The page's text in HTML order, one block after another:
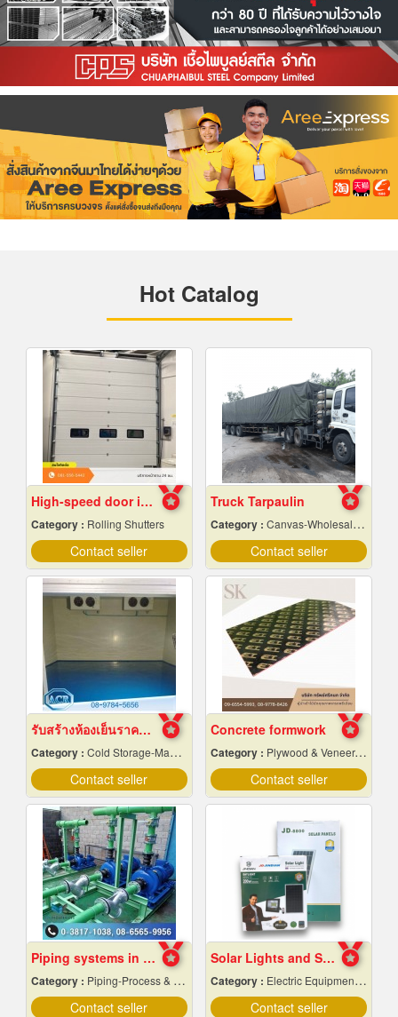
Hot Catalog
High-speed door installation contractor
Category : Rolling Shutters
Contact seller
Truck Tarpaulin
Category : Canvas-Wholesale & Manufacturers
Contact seller
รับสร้างห้องเย็นราคาถูก
Category : Cold Storage-Manufacturers & Installation Designer
Contact seller
Concrete formwork
Category : Plywood & Veneer-Dealers
Contact seller
Piping systems in industrial plants
Category : Piping-Process & Industrial
Contact seller
Solar Lights and Solar Energy Equipment in Pattaya, Chonburi
Category : Electric Equipment & Supplies-Wholesale & Manufacturers
Contact seller